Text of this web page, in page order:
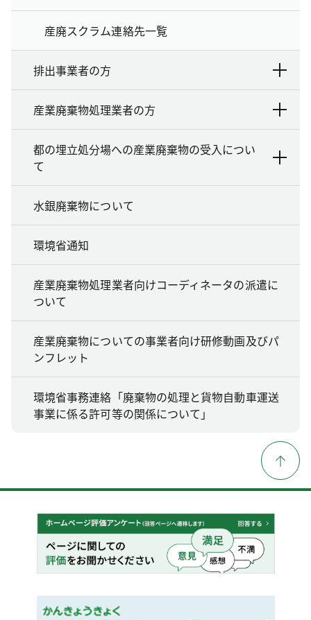
産廃スクラム連絡先一覧
排出事業者の方
産業廃棄物処理業者の方
都の埋立処分場への産業廃棄物の受入につい
て
水銀廃棄物について
環境省通知
産業廃棄物処理業者向けコーディネータの派遣に
ついて
産業廃棄物についての事業者向け研修動画及びパ
ンフレット
環境省事務連絡「廃棄物の処理と貨物自動車運送
事業に係る許可等の関係について」